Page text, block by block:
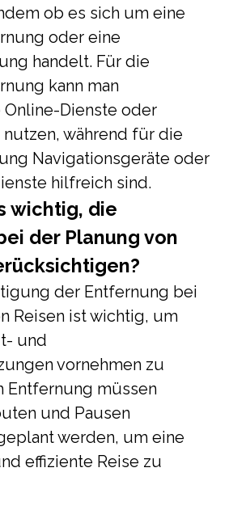
ob es sich um eine
oder eine
handelt. Für die
kann man
Dienste oder
während für die
Navigationsgeräte oder
hilfreich sind.
wichtig, die
der Planung von
der Entfernung bei
Reisen ist wichtig, um
und
vornehmen zu
Entfernung müssen
und Pausen
werden, um eine
effiziente Reise zu